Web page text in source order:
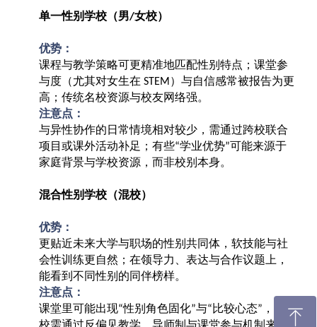
单一性别学校（男/女校）
优势：
课程与教学策略可更精准地匹配性别特点；课堂参
与度（尤其对女生在 STEM ）与自信感常被报告为更
高；传统名校资源与校友网络强。
注意点：
与异性协作的日常情境相对较少，需通过跨校联合
项目或课外活动补足；有些“学业优势”可能来源于
家庭背景与学校资源，而非校别本身。
混合性别学校（混校）
优势：
更贴近未来大学与职场的性别共同体，软技能与社
会性训练更自然；在领导力、表达与合作议题上，
能看到不同性别的同伴榜样。
注意点：
课堂里可能出现“性别角色固化”与“比较心态” ，学
校需通过反偏见教学、导师制与课堂参与机制来主 ꁸ